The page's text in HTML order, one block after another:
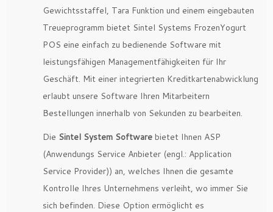
Gewichtsstaffel, Tara Funktion und einem eingebauten
Treueprogramm bietet Sintel Systems FrozenYogurt
POS eine einfach zu bedienende Software mit
leistungsfähigen Managementfähigkeiten für Ihr
Geschäft. Mit einer integrierten Kreditkartenabwicklung
erlaubt unsere Software Ihren Mitarbeitern
Bestellungen innerhalb von Sekunden zu bearbeiten.
Die Sintel System Software bietet Ihnen ASP
(Anwendungs Service Anbieter (engl.: Application
Service Provider)) an, welches Ihnen die gesamte
Kontrolle Ihres Unternehmens verleiht, wo immer Sie
sich befinden. Diese Option ermöglicht es